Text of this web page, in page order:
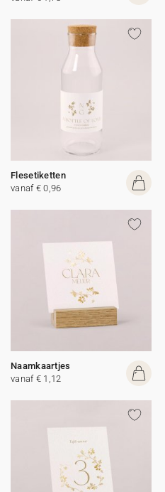
Flesetiketten
vanaf € 0,96
Naamkaartjes
vanaf € 1,12